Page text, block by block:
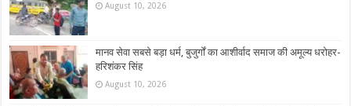
August 10, 2026
मानव सेवा सबसे बड़ा धर्म, बुजुर्गों का आशीर्वाद समाज की अमूल्य धरोहर-
हरिशंकर सिंह
August 10, 2026